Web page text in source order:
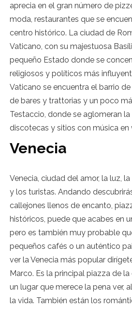
aprecia en el gran número de
moda, restaurantes que se
centro histórico. La ciudad de
Vaticano, con su majestuosa
pequeño Estado donde se
religiosos y políticos más
Vaticano se encuentra el barrio
de bares y trattorias y un poco
Testaccio, donde se aglomeran
discotecas y sitios con música en
Venecia
Venecia, ciudad del amor, la luz,
y los turistas. Andando
callejones llenos de encanto,
históricos, puede que acabes en
pero es también muy probable
pequeños cafés o un auténtico
ver la Venecia más popular
Marco. Es la principal piazza de
un lugar que merece la pena ver,
la vida. También están los